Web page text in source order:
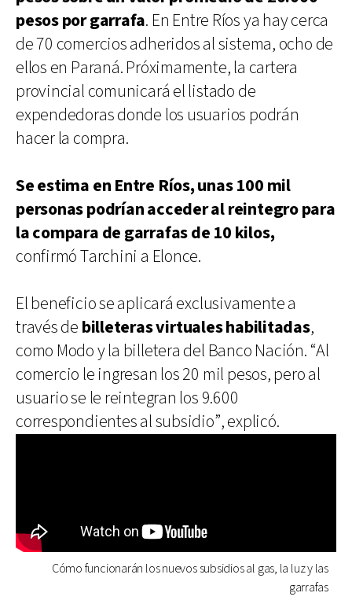
pesos por garrafa. En Entre Ríos ya hay cerca
de 70 comercios adheridos al sistema, ocho de
ellos en Paraná. Próximamente, la cartera
provincial comunicará el listado de
expendedoras donde los usuarios podrán
hacer la compra.
Se estima en Entre Ríos, unas 100 mil
personas podrían acceder al reintegro para
la compara de garrafas de 10 kilos,
confirmó Tarchini a Elonce.
El beneficio se aplicará exclusivamente a
través de billeteras virtuales habilitadas,
como Modo y la billetera del Banco Nación. “Al
comercio le ingresan los 20 mil pesos, pero al
usuario se le reintegran los 9.600
correspondientes al subsidio”, explicó.
Cómo funcionarán los nuevos subsidios al gas, la luz y las
garrafas